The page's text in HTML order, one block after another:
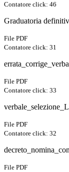
Contatore click: 46
Graduatoria
File PDF
Contatore click: 31
File PDF
Contatore click: 33
File PDF
Contatore click: 32
File PDF